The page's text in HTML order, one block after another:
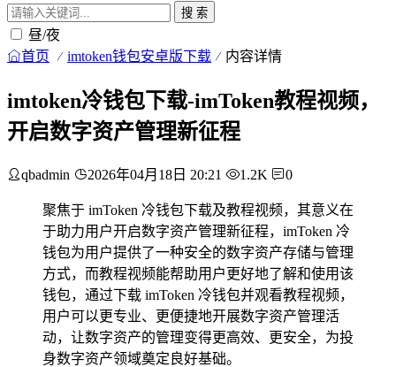
搜 索
昼/夜
首页 imtoken钱包安卓版下载 内容详情
imtoken冷钱包下载-imToken教程视频，
开启数字资产管理新征程
qbadmin 2026年04月18日 20:21 1.2K 0
聚焦于 imToken 冷钱包下载及教程视频，其意义在
于助力用户开启数字资产管理新征程，imToken 冷
钱包为用户提供了一种安全的数字资产存储与管理
方式，而教程视频能帮助用户更好地了解和使用该
钱包，通过下载 imToken 冷钱包并观看教程视频，
用户可以更专业、更便捷地开展数字资产管理活
动，让数字资产的管理变得更高效、更安全，为投
身数字资产领域奠定良好基础。